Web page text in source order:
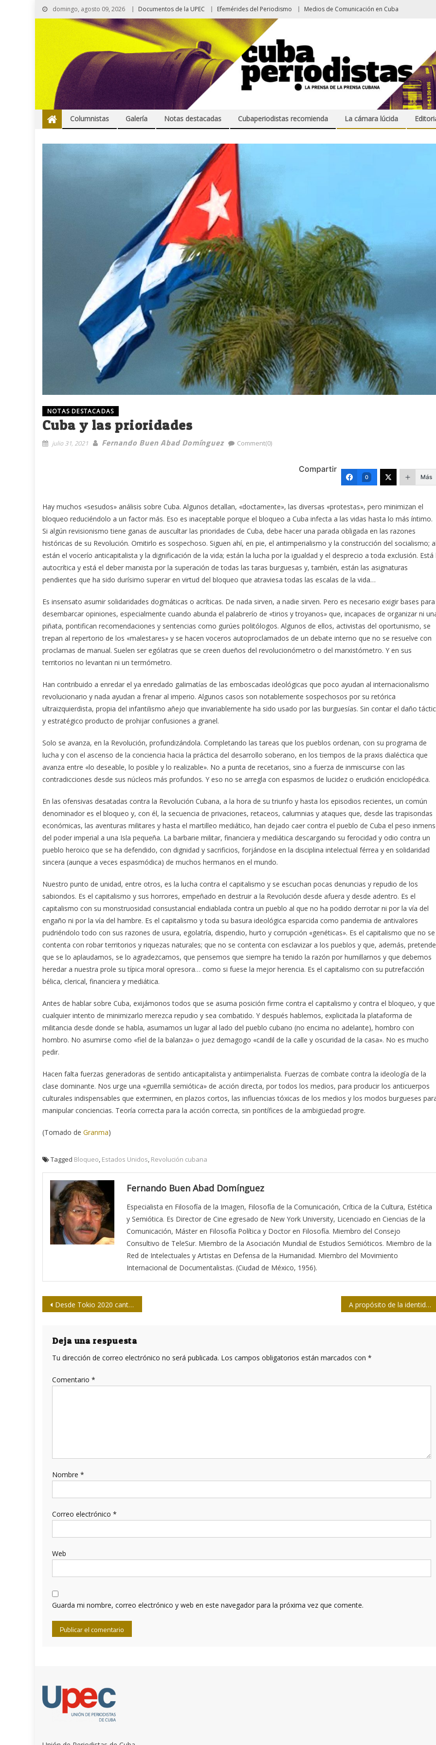
domingo, agosto 09, 2026 Documentos de la UPEC Efemérides del Periodismo Medios de Comunicación en Cuba
Columnistas Galería Notas destacadas Cubaperiodistas recomienda La cámara lúcida
NOTAS DESTACADAS
Cuba y las prioridades
julio 31, 2021 Fernando Buen Abad Domínguez Comment(0)
Compartir
0 Más
Hay muchos «sesudos» análisis sobre Cuba. Algunos detallan, «doctamente», las diversas «protestas», pero minimizan el
bloqueo reduciéndolo a un factor más. Eso es inaceptable porque el bloqueo a Cuba infecta a las vidas hasta lo más íntimo.
Si algún revisionismo tiene ganas de auscultar las prioridades de Cuba, debe hacer una parada obligada en las razones
históricas de su Revolución. Omitirlo es sospechoso. Siguen ahí, en pie, el antimperialismo y la construcción del socialismo;
están el vocerío anticapitalista y la dignificación de la vida; están la lucha por la igualdad y el desprecio a toda exclusión. Está
autocrítica y está el deber marxista por la superación de todas las taras burguesas y, también, están las asignaturas
pendientes que ha sido durísimo superar en virtud del bloqueo que atraviesa todas las escalas de la vida…
Es insensato asumir solidaridades dogmáticas o acríticas. De nada sirven, a nadie sirven. Pero es necesario exigir bases para
desembarcar opiniones, especialmente cuando abunda el palabrerío de «tirios y troyanos» que, incapaces de organizar ni
piñata, pontifican recomendaciones y sentencias como gurúes politólogos. Algunos de ellos, activistas del oportunismo, se
trepan al repertorio de los «malestares» y se hacen voceros autoproclamados de un debate interno que no se resuelve con
proclamas de manual. Suelen ser ególatras que se creen dueños del revolucionómetro o del marxistómetro. Y en sus
territorios no levantan ni un termómetro.
Han contribuido a enredar el ya enredado galimatías de las emboscadas ideológicas que poco ayudan al internacionalismo
revolucionario y nada ayudan a frenar al imperio. Algunos casos son notablemente sospechosos por su retórica
ultraizquierdista, propia del infantilismo añejo que invariablemente ha sido usado por las burguesías. Sin contar el daño
y estratégico producto de prohijar confusiones a granel.
Solo se avanza, en la Revolución, profundizándola. Completando las tareas que los pueblos ordenan, con su programa de
lucha y con el ascenso de la conciencia hacia la práctica del desarrollo soberano, en los tiempos de la praxis dialéctica que
avanza entre «lo deseable, lo posible y lo realizable». No a punta de recetarios, sino a fuerza de inmiscuirse con las
contradicciones desde sus núcleos más profundos. Y eso no se arregla con espasmos de lucidez o erudición enciclopédica.
En las ofensivas desatadas contra la Revolución Cubana, a la hora de su triunfo y hasta los episodios recientes, un común
denominador es el bloqueo y, con él, la secuencia de privaciones, retaceos, calumnias y ataques que, desde las trapisondas
económicas, las aventuras militares y hasta el martilleo mediático, han dejado caer contra el pueblo de Cuba el peso
del poder imperial a una Isla pequeña. La barbarie militar, financiera y mediática descargando su ferocidad y odio contra un
pueblo heroico que se ha defendido, con dignidad y sacrificios, forjándose en la disciplina intelectual férrea y en solidaridad
sincera (aunque a veces espasmódica) de muchos hermanos en el mundo.
Nuestro punto de unidad, entre otros, es la lucha contra el capitalismo y se escuchan pocas denuncias y repudio de los
sabiondos. Es el capitalismo y sus horrores, empeñado en destruir a la Revolución desde afuera y desde adentro. Es el
capitalismo con su monstruosidad consustancial endiablada contra un pueblo al que no ha podido derrotar ni por la vía del
engaño ni por la vía del hambre. Es el capitalismo y toda su basura ideológica esparcida como pandemia de antivalores
pudriéndolo todo con sus razones de usura, egolatría, dispendio, hurto y corrupción «genéticas». Es el capitalismo que no se
contenta con robar territorios y riquezas naturales; que no se contenta con esclavizar a los pueblos y que, además, pretende
que se lo aplaudamos, se lo agradezcamos, que pensemos que siempre ha tenido la razón por humillarnos y que debemos
heredar a nuestra prole su típica moral opresora… como si fuese la mejor herencia. Es el capitalismo con su putrefacción
bélica, clerical, financiera y mediática.
Antes de hablar sobre Cuba, exijámonos todos que se asuma posición firme contra el capitalismo y contra el bloqueo, y que
cualquier intento de minimizarlo merezca repudio y sea combatido. Y después hablemos, explicitada la plataforma de
militancia desde donde se habla, asumamos un lugar al lado del pueblo cubano (no encima no adelante), hombro con
hombro. No asumirse como «fiel de la balanza» o juez demagogo «candil de la calle y oscuridad de la casa». No es mucho
pedir.
Hacen falta fuerzas generadoras de sentido anticapitalista y antiimperialista. Fuerzas de combate contra la ideología de la
clase dominante. Nos urge una «guerrilla semiótica» de acción directa, por todos los medios, para producir los anticuerpos
culturales indispensables que exterminen, en plazos cortos, las influencias tóxicas de los medios y los modos burgueses
manipular conciencias. Teoría correcta para la acción correcta, sin pontífices de la ambigüedad progre.
(Tomado de Granma)
Tagged Bloqueo, Estados Unidos, Revolución cubana
Fernando Buen Abad Domínguez
Especialista en Filosofía de la Imagen, Filosofía de la Comunicación, Crítica de la Cultura, Estética
y Semiótica. Es Director de Cine egresado de New York University, Licenciado en Ciencias de la
Comunicación, Máster en Filosofía Política y Doctor en Filosofía. Miembro del Consejo
Consultivo de TeleSur. Miembro de la Asociación Mundial de Estudios Semióticos. Miembro de la
Red de Intelectuales y Artistas en Defensa de la Humanidad. Miembro del Movimiento
Internacional de Documentalistas. (Ciudad de México, 1956).
Navegación
entradas
Desde Tokio 2020 canta Nicolás Guillén A propósito de la identidad nacional
Deja una respuesta
Tu dirección de correo electrónico no será publicada. Los campos obligatorios están marcados con *
Comentario *
Nombre *
Correo electrónico *
Web
Guarda mi nombre, correo electrónico y web en este navegador para la próxima vez que comente.